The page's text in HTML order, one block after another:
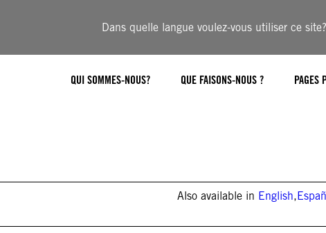
Dans quelle langue voulez-vous utiliser ce
QUI SOMMES-NOUS? QUE FAISONS-NOUS ? PAGES
Also available in English,